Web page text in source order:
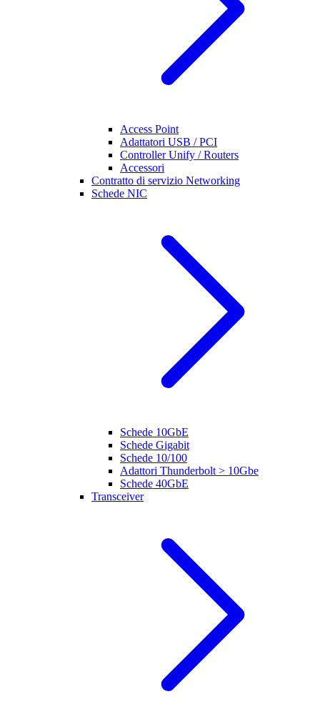
Access Point
Adattatori USB / PCI
Controller Unify / Routers
Accessori
Contratto di servizio Networking
Schede NIC
Schede 10GbE
Schede Gigabit
Schede 10/100
Adattori Thunderbolt > 10Gbe
Schede 40GbE
Transceiver